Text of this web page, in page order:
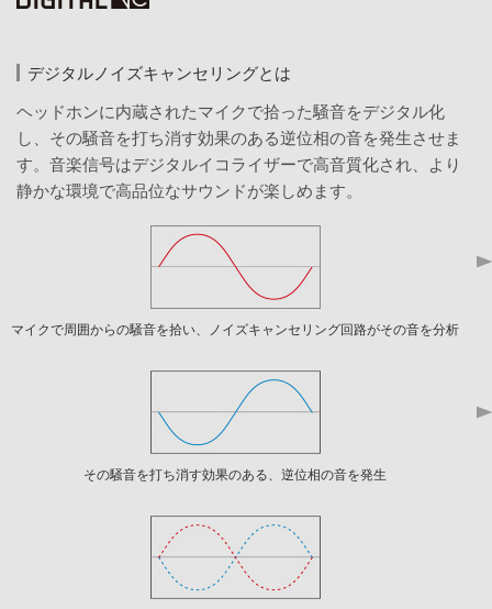
デジタルノイズキャンセリングとは
ヘッドホンに内蔵されたマイクで拾った騒音をデジタル化
し、その騒音を打ち消す効果のある逆位相の音を発生させま
す。音楽信号はデジタルイコライザーで高音質化され、より
静かな環境で高品位なサウンドが楽しめます。
マイクで周囲からの騒音を拾い、ノイズキャンセリング回路がその音を分析
その騒音を打ち消す効果のある、逆位相の音を発生